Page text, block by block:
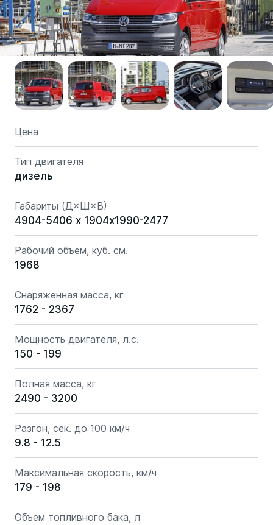
Цена
Тип двигателя
дизель
Габариты (Д×Ш×В)
4904-5406 х 1904x1990-2477
Рабочий объем, куб. см.
1968
Снаряженная масса, кг
1762 - 2367
Мощность двигателя, л.с.
150 - 199
Полная масса, кг
2490 - 3200
Разгон, сек. до 100 км/ч
9.8 - 12.5
Максимальная скорость, км/ч
179 - 198
Объем топливного бака, л